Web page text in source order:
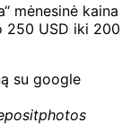
mėnesinė kaina
250 USD iki 200